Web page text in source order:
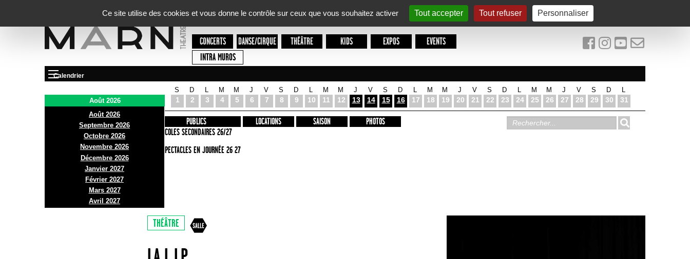
Ce site utilise des cookies et vous donne le contrôle sur ceux que vous souhaitez activer
Tout accepter Tout refuser Personnaliser
CONCERTS DANSE/CIRQUE THÉÂTRE KIDS EXPOS
EVENTS
INTRA MUROS
Calendrier
Août 2026
Août 2026
Septembre 2026
Octobre 2026
Novembre 2026
Décembre 2026
Janvier 2027
Février 2027
Mars 2027
Avril 2027
S
1
D
2 3
M
4
M
5
J
6
V
7
S
8
D
9 10
M
11
M
12
J
13
V
14
S
15
D
16 17
M
18
M
19
J
20
V
21
S
22
D
23 24
M
25
M
26
J
27
V
28
S
29
D
30 31
PRÉSENTATION
INFOS PRATIQUES
ACCES
BAR ET BISTRO
BILLETTERIE
PUBLICS
ECOLES SECONDAIRES 26/27
SPECTACLES EN JOURNÉE 26 27
LOCATIONS SAISON PHOTOS
THÉÂTRE